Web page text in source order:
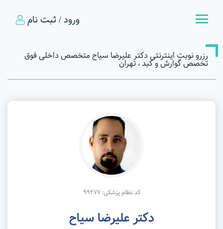
ورود / ثبت نام
رزرو نوبت اینترنتی دکتر علیرضا سیاح متخصص داخلی فوق
تخصص گوارش و کبد ، تهران
کد نظام پزشکی: 99477
دکتر علیرضا سیاح